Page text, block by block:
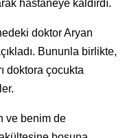
hastaneye kaldırdı.
doktor Aryan
Bununla birlikte,
doktora çocukta
ve benim de